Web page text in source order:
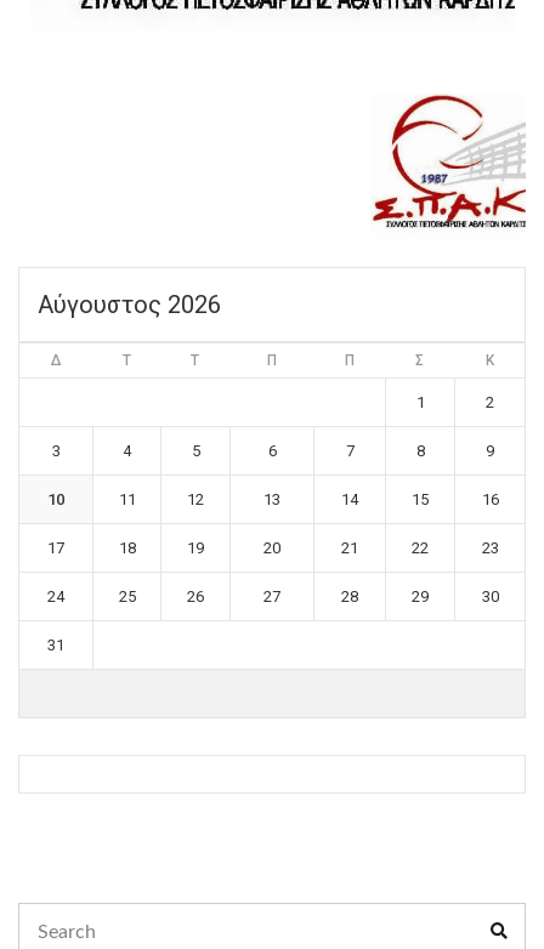
Αύγουστος 2026
Δ Τ Τ Π Π Σ Κ
1 2
3 4 5 6 7 8 9
10 11 12 13 14 15 16
17 18 19 20 21 22 23
24 25 26 27 28 29 30
31
for: